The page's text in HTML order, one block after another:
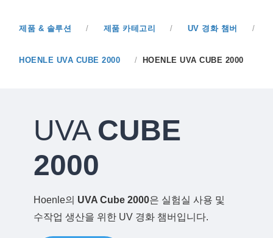
제품 & 솔루션 / 제품 카테고리 / UV 경화 챔버 /
HOENLE UVA CUBE 2000 / HOENLE UVA CUBE 2000
UVA CUBE
2000
Hoenle의 UVA Cube 2000은 실험실 사용 및
수작업 생산을 위한 UV 경화 챔버입니다.